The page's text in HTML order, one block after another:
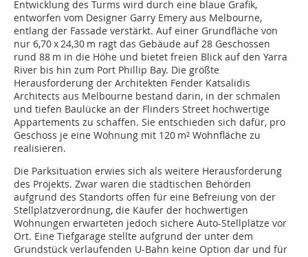
Entwicklung des Turms wird durch eine blaue Grafik,
entworfen vom Designer Garry Emery aus Melbourne,
entlang der Fassade verstärkt. Auf einer Grundfläche von
nur 6,70 x 24,30 m ragt das Gebäude auf 28 Geschossen
rund 88 m in die Höhe und bietet freien Blick auf den Yarra
River bis hin zum Port Phillip Bay. Die größte
Herausforderung der Architekten Fender Katsalidis
Architects aus Melbourne bestand darin, in der schmalen
und tiefen Baulücke an der Flinders Street hochwertige
Appartements zu schaffen. Sie entschieden sich dafür, pro
Geschoss je eine Wohnung mit 120 m² Wohnfläche zu
realisieren.
Die Parksituation erwies sich als weitere Herausforderung
des Projekts. Zwar waren die städtischen Behörden
aufgrund des Standorts offen für eine Befreiung von der
Stellplatzverordnung, die Käufer der hochwertigen
Wohnungen erwarteten jedoch sichere Auto-Stellplätze vor
Ort. Eine Tiefgarage stellte aufgrund der unter dem
Grundstück verlaufenden U-Bahn keine Option dar und für